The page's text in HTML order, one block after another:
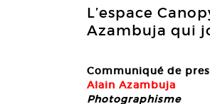
L’espace
Azambuja qui
Communiqué de
Alain Azambuja
Photographisme